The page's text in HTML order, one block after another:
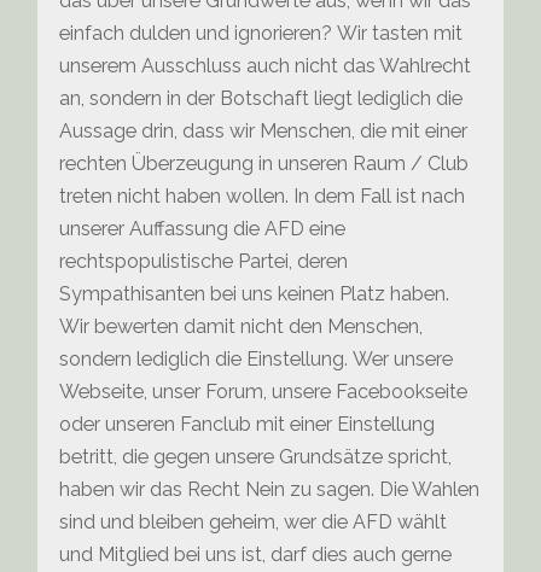
einfach dulden und ignorieren? Wir tasten mit
unserem Ausschluss auch nicht das Wahlrecht
an, sondern in der Botschaft liegt lediglich die
Aussage drin, dass wir Menschen, die mit einer
rechten Überzeugung in unseren Raum / Club
treten nicht haben wollen. In dem Fall ist nach
unserer Auffassung die AFD eine
rechtspopulistische Partei, deren
Sympathisanten bei uns keinen Platz haben.
Wir bewerten damit nicht den Menschen,
sondern lediglich die Einstellung. Wer unsere
Webseite, unser Forum, unsere Facebookseite
oder unseren Fanclub mit einer Einstellung
betritt, die gegen unsere Grundsätze spricht,
haben wir das Recht Nein zu sagen. Die Wahlen
sind und bleiben geheim, wer die AFD wählt
und Mitglied bei uns ist, darf dies auch gerne